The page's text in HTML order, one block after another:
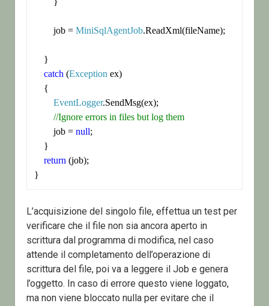
        job =
MiniSqlAgentJob.ReadXml(fileName);
catch (Exception ex)
EventLogger.SendMsg(ex);
//Ignore errors in files but log them
        job =
null;
return (job);
}
L’acquisizione del singolo file, effettua un test per
verificare che il file non sia ancora aperto in
scrittura dal programma di modifica, nel caso
attende il completamento dell’operazione di
scrittura del file, poi va a leggere il Job e genera
l’oggetto. In caso di errore questo viene loggato,
ma non viene bloccato nulla per evitare che il